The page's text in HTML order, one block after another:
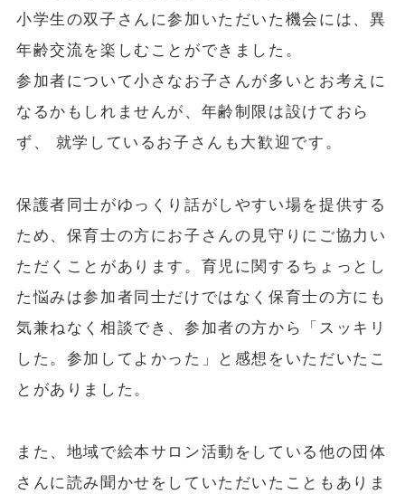
小学生の双子さんに参加いただいた機会には、異
年齢交流を楽しむことができました。
参加者について小さなお子さんが多いとお考えに
なるかもしれませんが、年齢制限は設けておら
ず、 就学しているお子さんも大歓迎です。
保護者同士がゆっくり話がしやすい場を提供する
ため、保育士の方にお子さんの見守りにご協力い
ただくことがあります。育児に関するちょっとし
た悩みは参加者同士だけではなく保育士の方にも
気兼ねなく相談でき、参加者の方から「スッキリ
した。参加してよかった」と感想をいただいたこ
とがありました。
また、地域で絵本サロン活動をしている他の団体
さんに読み聞かせをしていただいたこともありま